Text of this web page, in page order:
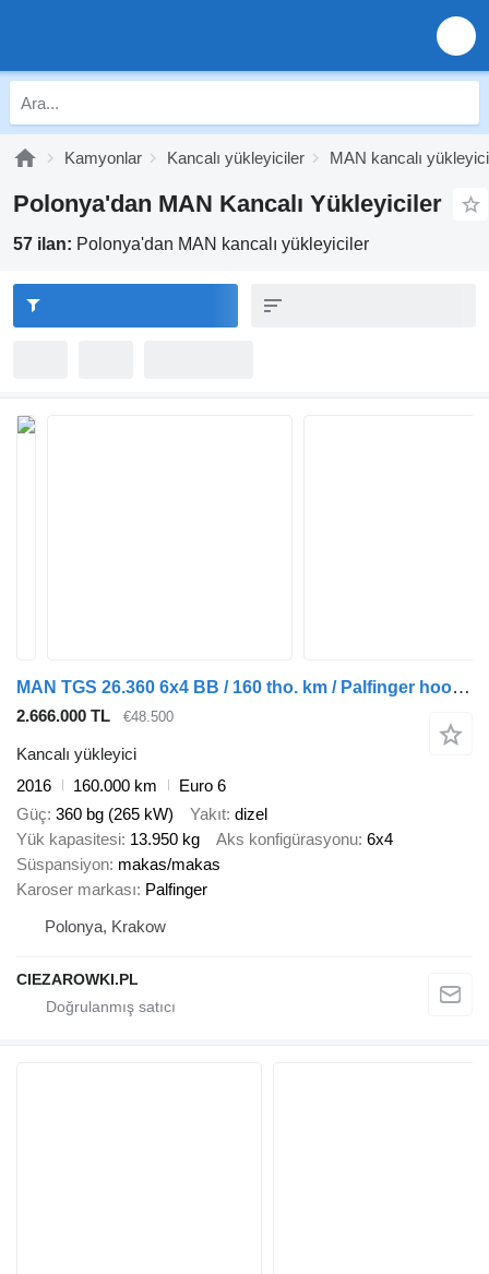
Kamyonlar Kancalı yükleyiciler MAN kancalı
Polonya'dan MAN Kancalı Yükleyiciler
57 ilan: Polonya'dan MAN kancalı yükleyiciler
MAN TGS 26.360 6x4 BB / 160 tho. km / Palfinger hooklift
2.666.000 TL €48.500
Kancalı yükleyici
2016
160.000 km
Euro 6
Güç 360 bg (265 kW) Yakıt dizel
Yük kapasitesi 13.950 kg Aks konfigürasyonu 6x4
Süspansiyon makas/makas
Karoser markası Palfinger
Polonya, Krakow
CIEZAROWKI.PL